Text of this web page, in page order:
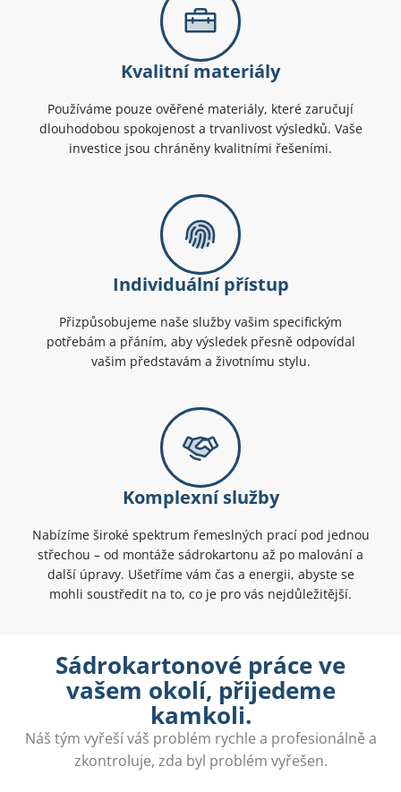
Kvalitní materiály
Používáme pouze ověřené materiály, které zaručují
dlouhodobou spokojenost a trvanlivost výsledků. Vaše
investice jsou chráněny kvalitními řešeními.
Individuální přístup
Přizpůsobujeme naše služby vašim specifickým
potřebám a přáním, aby výsledek přesně odpovídal
vašim představám a životnímu stylu.
Komplexní služby
Nabízíme široké spektrum řemeslných prací pod jednou
střechou – od montáže sádrokartonu až po malování a
další úpravy. Ušetříme vám čas a energii, abyste se
mohli soustředit na to, co je pro vás nejdůležitější.
Sádrokartonové práce ve
vašem okolí, přijedeme
kamkoli.
Náš tým vyřeší váš problém rychle a profesionálně a
zkontroluje, zda byl problém vyřešen.